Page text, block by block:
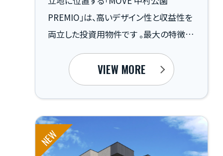
PREMIO」は、高いデザイン性と収益性を
両立した投資用物件です 。最大の特徴
は、全戸標準装備の10Gbps超高速イン
ターネット 。リモートワーク需要を確実に
捉え、高い入居層の満足度を実現します。
また、スマホで映像確認可能な防犯カメ
ラやオートロックなど、木造アパートの常
識を覆す高度なセキュリティも完備して
います 。さらに、高耐候外壁材「Fuge」の
VIEW MORE
NEW